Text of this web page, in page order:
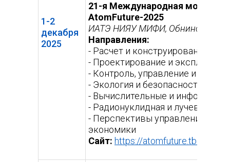
1-2
декабря
2025
21-я Международная
AtomFuture-2025
ИАТЭ НИЯУ МИФИ, Обнинск
Направления:
- Расчет и конструирование
- Проектирование и
- Контроль, управление и
- Экология и безопасность
- Вычислительные и
- Радионуклидная и лучевая
- Перспективы управления
экономики
Сайт: https://atomfuture.tb.ru/